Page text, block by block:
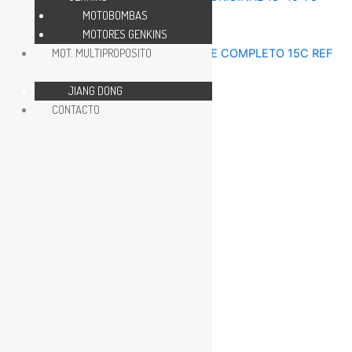
REPUESTOS MOTOR 15HP
REPUESTOS MOTOR 15HP
MOTOBOMBAS
MOTORES GENKINS
MOT. MULTIPROPOSITO
JIANG DONG
CONTACTO